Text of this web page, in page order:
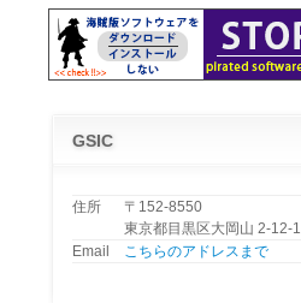
GSIC
住所
〒152-8550
東京都目黒区大岡山 2-12-1
Email
こちらのアドレスまで